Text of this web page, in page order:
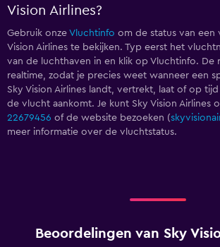
Vision Airlines?
Gebruik onze Vluchtinfo om de status van een
Vision Airlines te bekijken. Typ eerst het
van de luchthaven in en klik op Vluchtinfo. De
realtime, zodat je precies weet wanneer een
Sky Vision Airlines landt, vertrekt, laat of op
de vlucht aankomt. Je kunt Sky Vision Airlines
22679456 of de website bezoeken (
meer informatie over de vluchtstatus.
Beoordelingen van Sky